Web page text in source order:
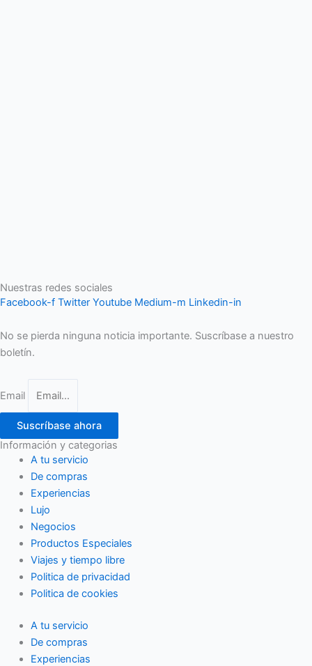
Nuestras redes sociales
Facebook-f Twitter Youtube Medium-m Linkedin-in
No se pierda ninguna noticia importante. Suscríbase a nuestro
boletín.
Email
Suscríbase ahora
Información y categorias
A tu servicio
De compras
Experiencias
Lujo
Negocios
Productos Especiales
Viajes y tiempo libre
Politica de privacidad
Politica de cookies
A tu servicio
De compras
Experiencias